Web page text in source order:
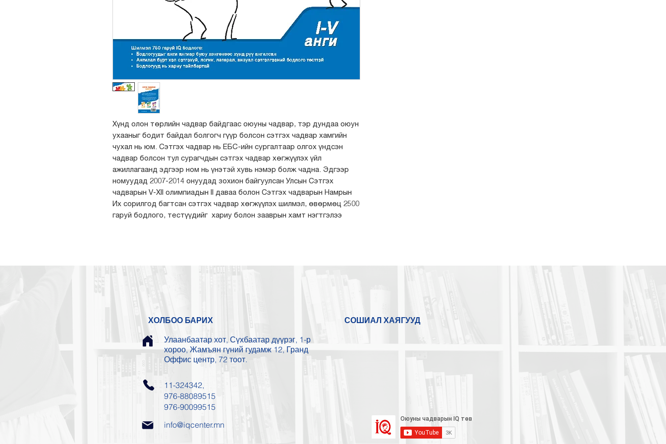
Хүнд олон төрлийн чадвар байдгаас оюуны чадвар, тэр дундаа оюун
ухааныг бодит байдал болгогч гүүр болсон сэтгэх чадвар хамгийн
чухал нь юм. Сэтгэх чадвар нь ЕБС-ийн сургалтаар олгох үндсэн
чадвар болсон тул сурагчдын сэтгэх чадвар хөгжүүлэх үйл
ажиллагаанд эдгээр ном нь үнэтэй хувь нэмэр болж чадна. Эдгээр
номуудад 2007-2014 онуудад зохион байгуулсан Улсын Сэтгэх
чадварын V-XII олимпиадын II даваа болон Сэтгэх чадварын Намрын
Их сорилгод багтсан сэтгэх чадвар хөгжүүлэх шилмэл, өвөрмөц 2500
гаруй бодлого, тестүүдийг хариу болон зааврын хамт нэгтгэлээ
ХОЛБОО БАРИХ
11-324342,
976-88089515
976-90099515
info@iqcenter.mn
Улаанбаатар хот, Сүхбаатар дүүрэг, 1-р
хороо, Жамъян гүний гудамж 12, Гранд
Оффис центр, 72 тоот.
СОШИАЛ ХАЯГУУД